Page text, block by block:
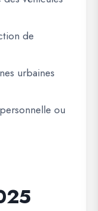
de
urbaines
ou